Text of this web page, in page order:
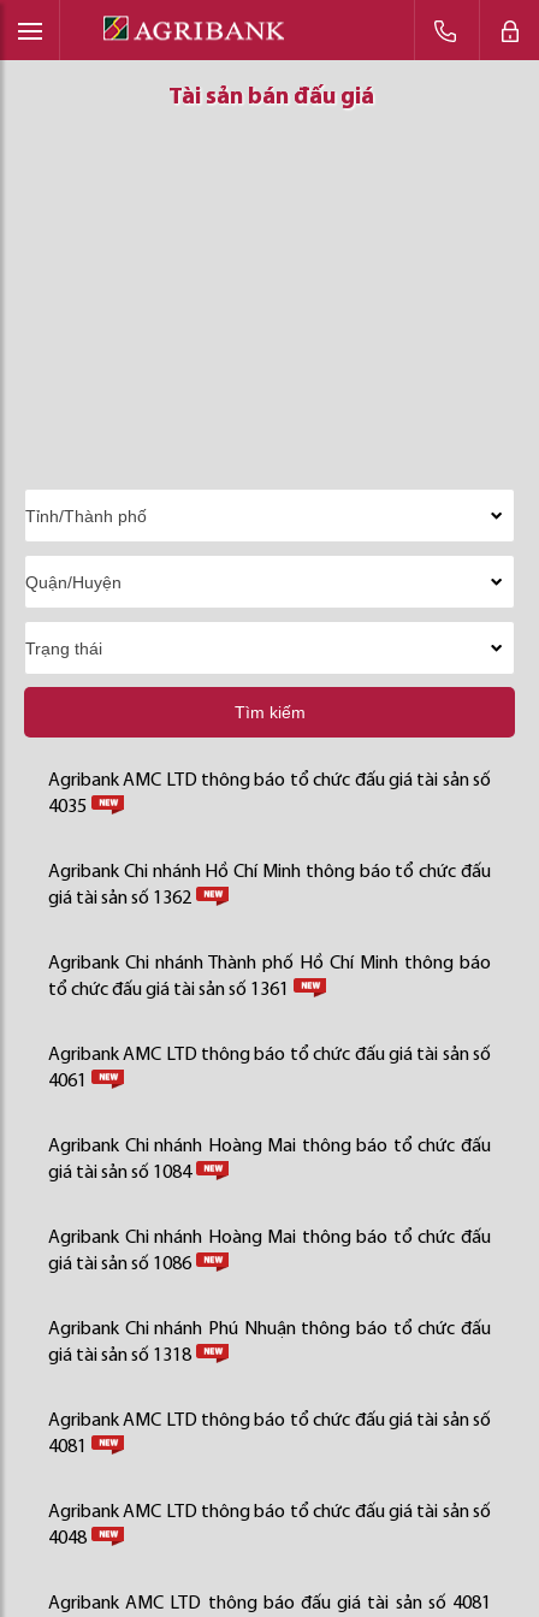
Tài sản bán đấu giá
Tài sản bán đấu giá
Tài sản bán đấu giá
Tìm kiếm
Agribank AMC LTD thông báo tổ chức đấu giá tài sản số
4035
Agribank Chi nhánh Hồ Chí Minh thông báo tổ chức đấu
giá tài sản số 1362
Agribank Chi nhánh Thành phố Hồ Chí Minh thông báo
tổ chức đấu giá tài sản số 1361
Agribank AMC LTD thông báo tổ chức đấu giá tài sản số
4061
Agribank Chi nhánh Hoàng Mai thông báo tổ chức đấu
giá tài sản số 1084
Agribank Chi nhánh Hoàng Mai thông báo tổ chức đấu
giá tài sản số 1086
Agribank Chi nhánh Phú Nhuận thông báo tổ chức đấu
giá tài sản số 1318
Agribank AMC LTD thông báo tổ chức đấu giá tài sản số
4081
Agribank AMC LTD thông báo tổ chức đấu giá tài sản số
4048
Agribank AMC LTD thông báo đấu giá tài sản số 4081